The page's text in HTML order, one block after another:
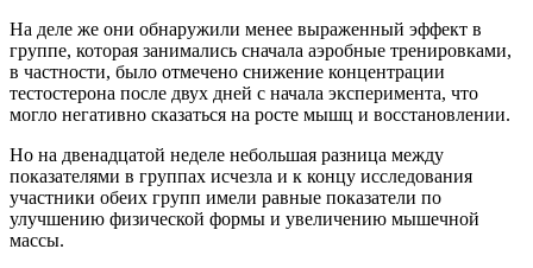
На деле же они обнаружили менее выраженный эффект в
группе, которая занимались сначала аэробные тренировками,
в частности, было отмечено снижение концентрации
тестостерона после двух дней с начала эксперимента, что
могло негативно сказаться на росте мышц и восстановлении.
Но на двенадцатой неделе небольшая разница между
показателями в группах исчезла и к концу исследования
участники обеих групп имели равные показатели по
улучшению физической формы и увеличению мышечной
массы.